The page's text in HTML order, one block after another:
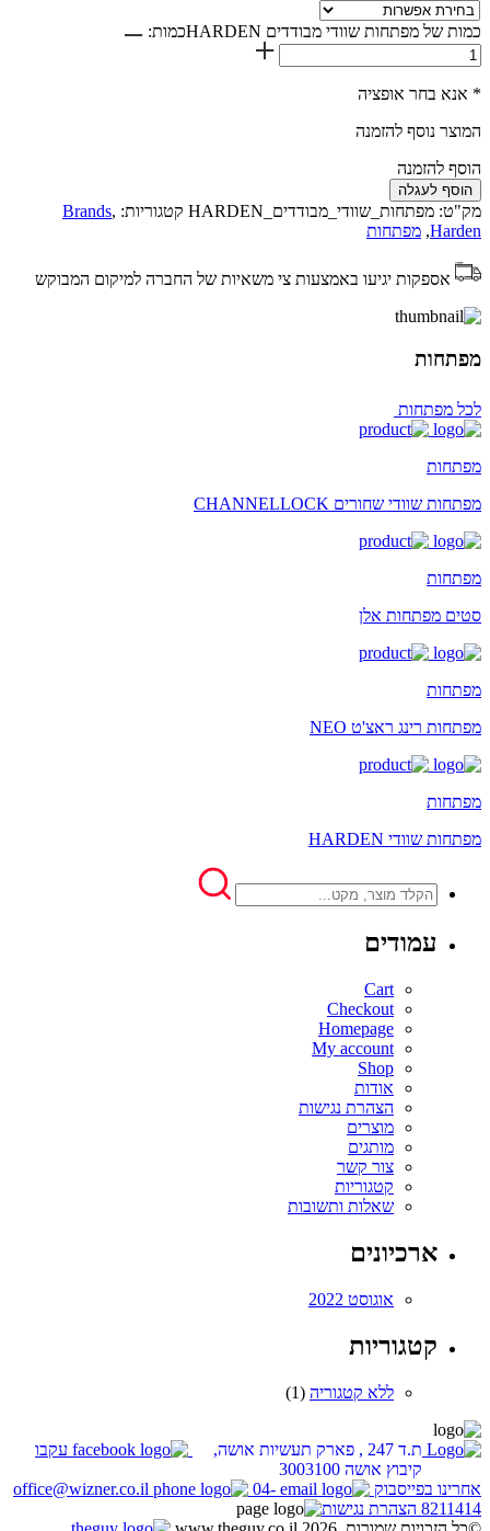
כמות של מפתחות שוודי מבודדים HARDEN כמות:
* אנא בחר אופציה
המוצר נוסף להזמנה
הוסף להזמנה
הוסף לעגלה
מק"ט: מפתחות_שוודי_מבודדים_HARDEN קטגוריות: Brands,
Harden
, מפתחות
אספקות יגיעו באמצעות צי משאיות של החברה למיקום המבוקש
מפתחות
לכל מפתחות
מפתחות
מפתחות שוודי שחורים CHANNELLOCK
מפתחות
סטים מפתחות אלן
מפתחות
מפתחות רינג ראצ'ט NEO
מפתחות
מפתחות שוודי HARDEN
עמודים
Cart
Checkout
Homepage
My account
Shop
אודות
הצהרת נגישות
מוצרים
מותגים
צור קשר
קטגוריות
שאלות ותשובות
ארכיונים
אוגוסט 2022
קטגוריות
ללא קטגוריה (1)
ת.ד 247 , פארק תעשיות אושה,
קיבוץ אושה 3003100
עקבו
אחרינו בפייסבוק office@wizner.co.il
04-
8211414 הצהרת נגישות